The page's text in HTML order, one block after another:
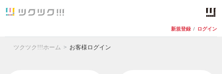
新規登録 / ログイン
ツクツク!!!ホーム お客様ログイン